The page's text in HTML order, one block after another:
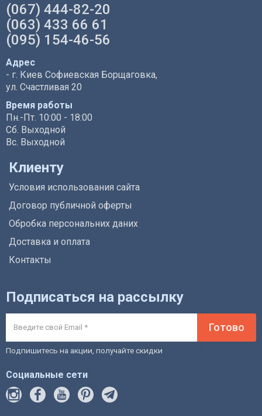
(067) 444-82-20
(063) 433 66 61
(095) 154-46-56
Адрес
- г. Киев Софиевская Борщаговка,
ул. Счастливая 20
Время работы
Пн.-Пт. 10:00 - 18:00
Сб. Выходной
Вс. Выходной
Клиенту
Условия использования сайта
Договор публичной оферты
Обробка персональних даних
Доставка и оплата
Контакты
Подписаться на рассылку
Готово
Подпишитесь на акции, получайте скидки
Социальные сети